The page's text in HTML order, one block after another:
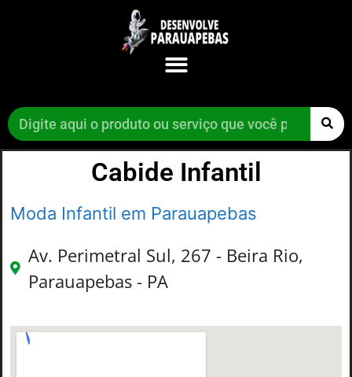
Cabide Infantil
Moda Infantil em Parauapebas
Av. Perimetral Sul, 267 - Beira Rio,
Parauapebas - PA